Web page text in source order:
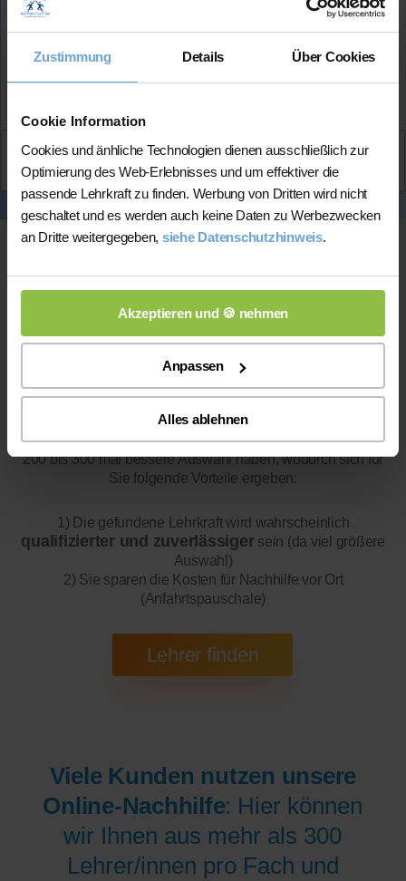
Zustimmung Details Über Cookies
Cookie Information
Cookies und änhliche Technologien dienen ausschließlich zur
Optimierung des Web-Erlebnisses und um effektiver die
passende Lehrkraft zu finden. Werbung von Dritten wird nicht
geschaltet und es werden auch keine Daten zu Werbezwecken
an Dritte weitergegeben, siehe Datenschutzhinweis.
Akzeptieren und 🍪 nehmen
Anpassen
Alles ablehnen
Hat bereits
über Nachhilfe-
Mehr Infos
Aktiv
Philipp kontaktieren
Online-Unterricht
Bitte beachten Sie, dass wir fürOnline-Unterrichteine
200 bis 300 mal bessere Auswahl haben, wodurch sich für
Sie folgende Vorteile ergeben:
1) Die gefundene Lehrkraft wird wahrscheinlich
qualifizierter und zuverlässigersein (da viel größere
Auswahl)
2) Sie sparen die Kosten für Nachhilfe vor Ort
(Anfahrtspauschale)
Viele Kunden nutzen unsere
Online-Nachhilfe: Hier können
wir Ihnen aus mehr als 300
Lehrer/innen pro Fach und